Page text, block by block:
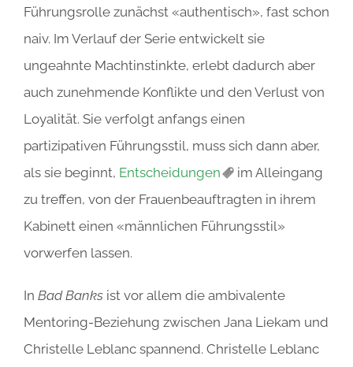
Führungsrolle zunächst «authentisch», fast schon
naiv. Im Verlauf der Serie entwickelt sie
ungeahnte Machtinstinkte, erlebt dadurch aber
auch zunehmende Konflikte und den Verlust von
Loyalität. Sie verfolgt anfangs einen
partizipativen Führungsstil, muss sich dann aber,
als sie beginnt, Entscheidungen
im Alleingang
zu treffen, von der Frauenbeauftragten in ihrem
Kabinett einen «männlichen Führungsstil»
vorwerfen lassen.
In Bad Banks ist vor allem die ambivalente
Mentoring-Beziehung zwischen Jana Liekam und
Christelle Leblanc spannend. Christelle Leblanc